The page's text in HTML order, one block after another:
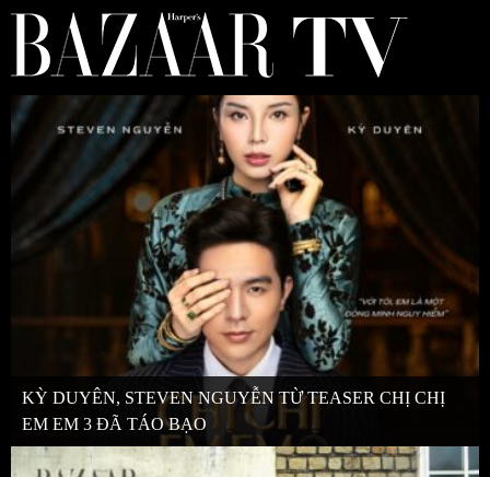
KỲ DUYÊN, STEVEN NGUYỄN TỪ TEASER CHỊ CHỊ
EM EM 3 ĐÃ TÁO BẠO